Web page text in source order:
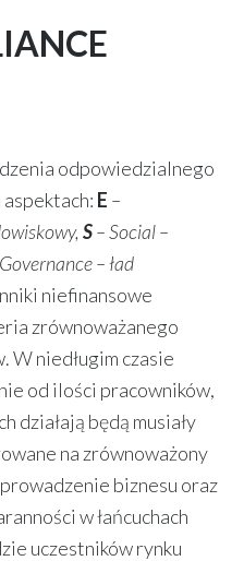
odpowiedzialnego
E –
S– Social –
– ład
niefinansowe
zrównoważanego
niedługim czasie
od ilości pracowników,
działają będą musiały
na zrównoważony
biznesu oraz
w łańcuchach
uczestników rynku